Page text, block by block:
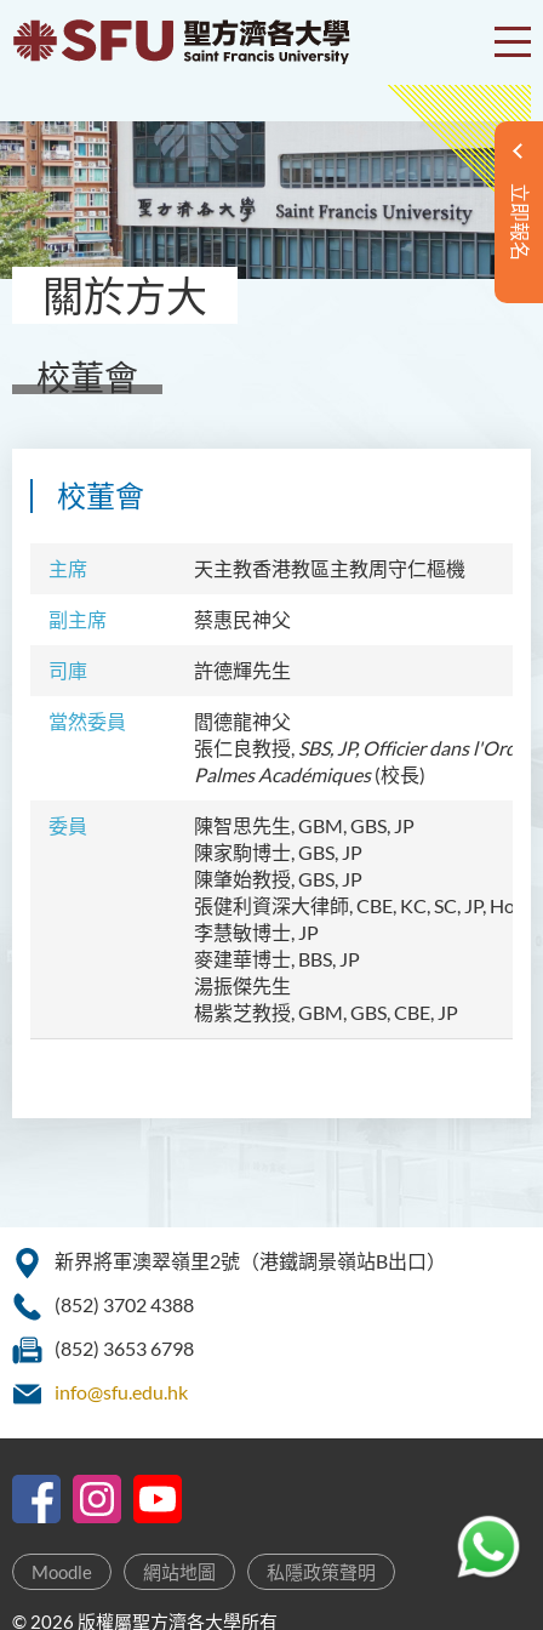
立即報名
關於方大
校董會
校董會
主席 天主教香港教區主教周守仁樞機
副主席 蔡惠民神父
司庫 許德輝先生
當然委員
閻德龍神父
張仁良教授, SBS, JP, Officier dans l'Ordre
Palmes Académiques(校長)
委員
陳智思先生, GBM, GBS, JP
陳家駒博士, GBS, JP
陳肇始教授,GBS, JP
張健利資深大律師, CBE, KC, SC, JP, Hon.
李慧敏博士, JP
麥建華博士, BBS, JP
湯振傑先生
楊紫芝教授, GBM, GBS, CBE, JP
新界將軍澳翠嶺里2號（港鐵調景嶺站B出口）
(852) 3702 4388
(852) 3653 6798
info@sfu.edu.hk
Moodle 網站地圖 私隱政策聲明
© 2026 版權屬聖方濟各大學所有